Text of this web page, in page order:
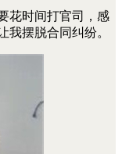
花时间打官司，感
我摆脱合同纠纷。